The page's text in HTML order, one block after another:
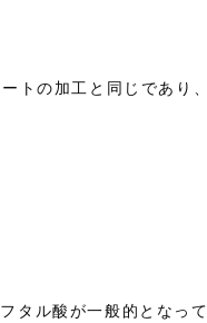
トの加工と同じであり、
タル酸が一般的となって